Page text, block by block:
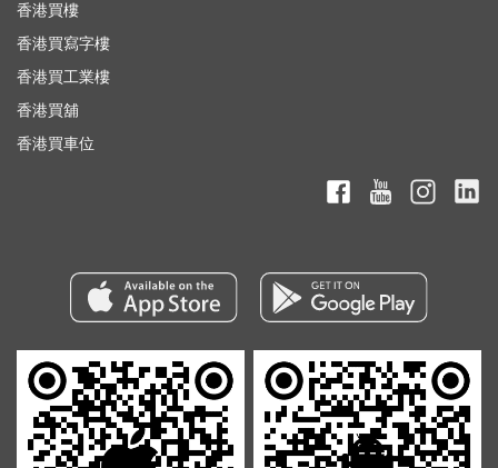
香港買樓
香港買寫字樓
香港買工業樓
香港買舖
香港買車位